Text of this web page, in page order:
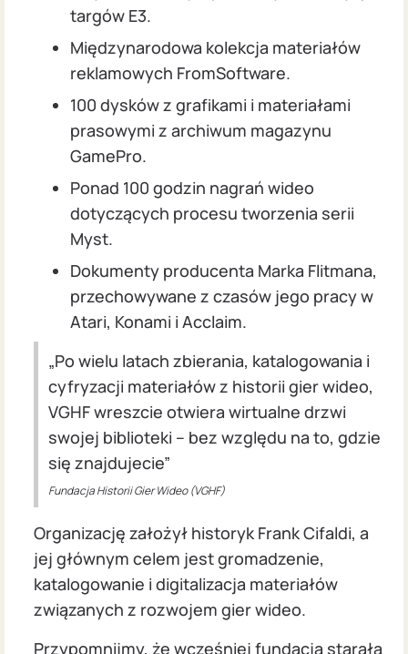
targów E3.
Międzynarodowa kolekcja materiałów
reklamowych FromSoftware.
100 dysków z grafikami i materiałami
prasowymi z archiwum magazynu
GamePro.
Ponad 100 godzin nagrań wideo
dotyczących procesu tworzenia serii
Myst.
Dokumenty producenta Marka Flitmana,
przechowywane z czasów jego pracy w
Atari, Konami i Acclaim.
„Po wielu latach zbierania, katalogowania i
cyfryzacji materiałów z historii gier wideo,
VGHF wreszcie otwiera wirtualne drzwi
swojej biblioteki – bez względu na to, gdzie
się znajdujecie”
Fundacja Historii Gier Wideo (VGHF)
Organizację założył historyk Frank Cifaldi, a
jej głównym celem jest gromadzenie,
katalogowanie i digitalizacja materiałów
związanych z rozwojem gier wideo.
Przypomnijmy, że wcześniej fundacja starała